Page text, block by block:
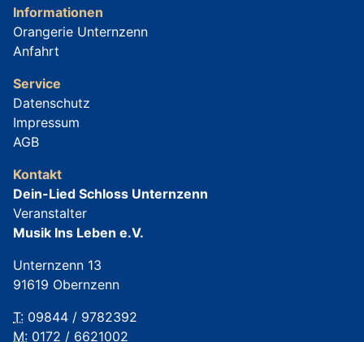
Informationen
Orangerie Unternzenn
Anfahrt
Service
Datenschutz
Impressum
AGB
Kontakt
Dein-Lied Schloss Unternzenn
Veranstalter
Musik Ins Leben e.V.
Unternzenn 13
91619 Obernzenn
T: 09844 / 9782392
M: 0172 / 6621002